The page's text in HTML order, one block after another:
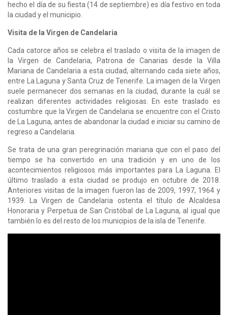
hecho el día de su fiesta (14 de septiembre) es día festivo en toda
la ciudad y el municipio.​
Visita de la Virgen de Candelaria
Cada catorce años se celebra el traslado o visita de la imagen de
la Virgen de Candelaria, Patrona de Canarias desde la Villa
Mariana de Candelaria a esta ciudad, alternando cada siete años,
entre La Laguna y Santa Cruz de Tenerife. La imagen de la Virgen
suele permanecer dos semanas en la ciudad, durante la cuál se
realizan diferentes actividades religiosas. En este traslado es
costumbre que la Virgen de Candelaria se encuentre con el Cristo
de La Laguna, antes de abandonar la ciudad e iniciar su camino de
regreso a Candelaria.
Se trata de una gran peregrinación mariana que con el paso del
tiempo se ha convertido en una tradición y en uno de los
acontecimientos religiosos más importantes para La Laguna. El
último traslado a esta ciudad se produjo en octubre de 2018.
Anteriores visitas de la imagen fueron las de 2009, 1997, 1964 y
1939.​ La Virgen de Candelaria ostenta el título de Alcaldesa
Honoraria y Perpetua de San Cristóbal de La Laguna, al igual que
también lo es del resto de los municipios de la isla de Tenerife.